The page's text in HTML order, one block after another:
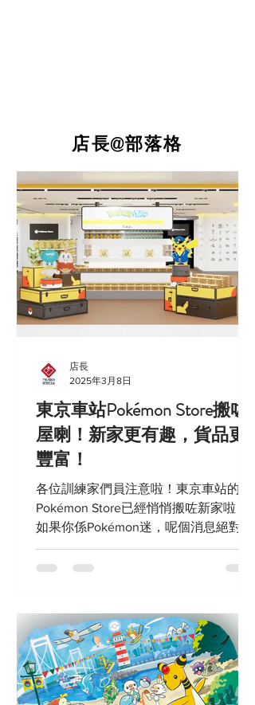
​店長@部落格
東京車站Pokémon Store搬咗
屋喇！新家更有趣，貨品更
豐富！
各位訓練家們員注意啦！東京車站的
Pokémon Store已經悄悄搬咗新家啦！
如果你係Pokémon迷，呢個消息絕對唔
可以錯過！今次就帶大家一齊睇睇新舊
Pokémon Store有咩分別，同埋新店有
店長
2025年3月8日